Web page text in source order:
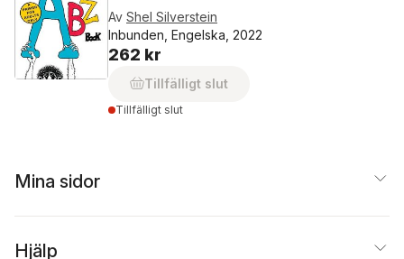
Av Shel Silverstein
Inbunden, Engelska, 2022
262 kr
Tillfälligt slut
Tillfälligt slut
Mina sidor
Hjälp